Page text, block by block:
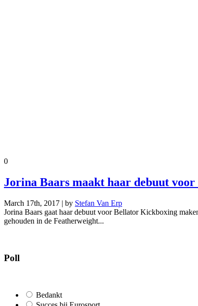
0
Jorina Baars maakt haar debuut
March 17th, 2017 | by Stefan Van Erp
Jorina Baars gaat haar debuut voor Bellator Kickboxing
gehouden in de Featherweight...
Poll
Bedankt